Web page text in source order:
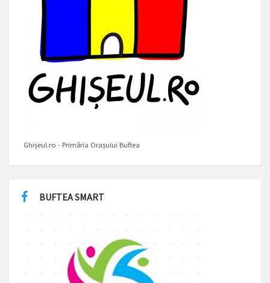
Ghișeul.ro - Primăria Orașului Buftea
BUFTEA SMART